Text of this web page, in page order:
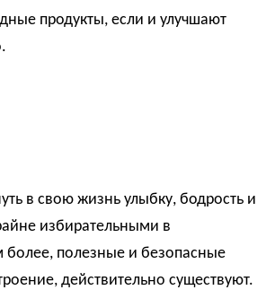
продукты, если и улучшают
в свою жизнь улыбку, бодрость и
избирательными в
более, полезные и безопасные
действительно существуют.